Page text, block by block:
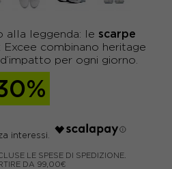
alla leggenda: le scarpe
Excee combinano heritage
per ogni giorno.
LE SPESE DI SPEDIZIONE.
DA 99,00€